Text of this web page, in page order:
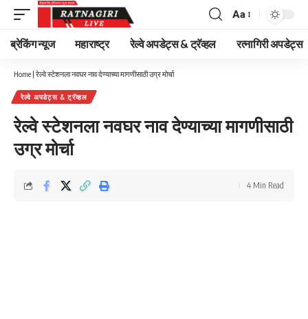
Font
Resizer
Aa
ब्रेकिंग न्यूज महाराष्ट्र रेल्वे अपडेट्स & ट्रॅव्हल रत्नागिरी अपडेट्स
Home | रेल्वे स्टेशनला नवघर नाव देण्याच्या मागणीसाठी उग्र मोर्चा
रेल्वे अपडेट्स & ट्रॅव्हल
रेल्वे स्टेशनला नवघर नाव देण्याच्या मागणीसाठी
उग्र मोर्चा
4 Min Read